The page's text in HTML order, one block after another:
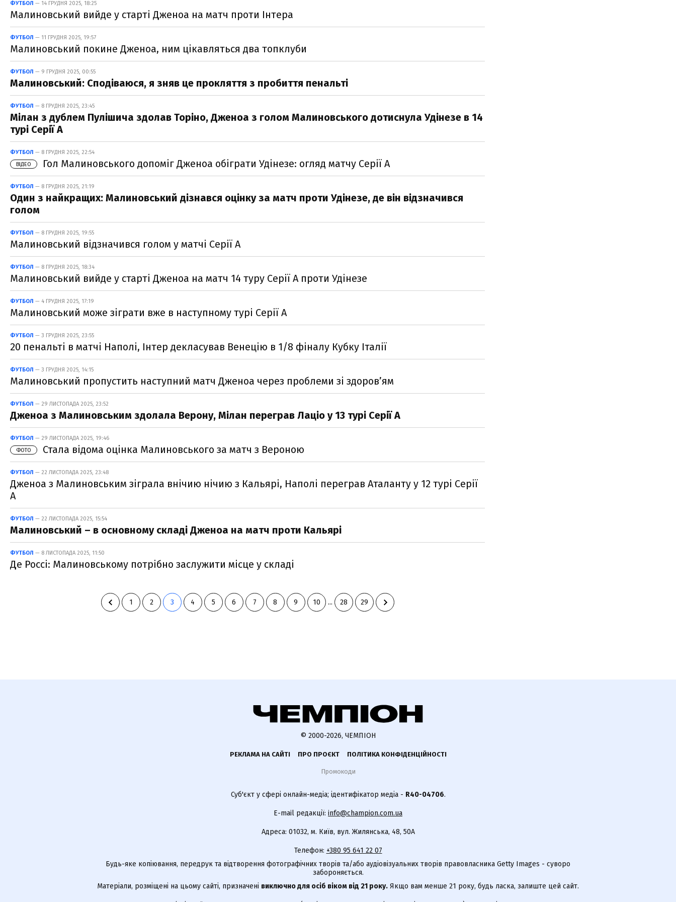
ФУТБОЛ — 14 ГРУДНЯ 2025, 18:25
Малиновський вийде у старті Дженоа на матч проти Інтера
ФУТБОЛ — 11 ГРУДНЯ 2025, 19:57
Малиновський покине Дженоа, ним цікавляться два топклуби
ФУТБОЛ — 9 ГРУДНЯ 2025, 00:55
Малиновський: Сподіваюся, я зняв це прокляття з пробиття пенальті
ФУТБОЛ — 8 ГРУДНЯ 2025, 23:45
Мілан з дублем Пулішича здолав Торіно, Дженоа з голом Малиновського дотиснула Удінезе в 14
турі Серії А
ФУТБОЛ — 8 ГРУДНЯ 2025, 22:54
ВІДЕО
Гол Малиновського допоміг Дженоа обіграти Удінезе: огляд матчу Серії А
ФУТБОЛ — 8 ГРУДНЯ 2025, 21:19
Один з найкращих: Малиновський дізнався оцінку за матч проти Удінезе, де він відзначився
голом
ФУТБОЛ — 8 ГРУДНЯ 2025, 19:55
Малиновський відзначився голом у матчі Серії А
ФУТБОЛ — 8 ГРУДНЯ 2025, 18:34
Малиновський вийде у старті Дженоа на матч 14 туру Серії А проти Удінезе
ФУТБОЛ — 4 ГРУДНЯ 2025, 17:19
Малиновський може зіграти вже в наступному турі Серії А
ФУТБОЛ — 3 ГРУДНЯ 2025, 23:55
20 пенальті в матчі Наполі, Інтер декласував Венецію в 1/8 фіналу Кубку Італії
ФУТБОЛ — 3 ГРУДНЯ 2025, 14:15
Малиновський пропустить наступний матч Дженоа через проблеми зі здоров’ям
ФУТБОЛ — 29 ЛИСТОПАДА 2025, 23:52
Дженоа з Малиновським здолала Верону, Мілан переграв Лаціо у 13 турі Серії А
ФУТБОЛ — 29 ЛИСТОПАДА 2025, 19:46
ФОТО
Стала відома оцінка Малиновського за матч з Вероною
ФУТБОЛ — 22 ЛИСТОПАДА 2025, 23:48
Дженоа з Малиновським зіграла внічию нічию з Кальярі, Наполі переграв Аталанту у 12 турі Серії
А
ФУТБОЛ — 22 ЛИСТОПАДА 2025, 15:54
Малиновський – в основному складі Дженоа на матч проти Кальярі
ФУТБОЛ — 8 ЛИСТОПАДА 2025, 11:50
Де Россі: Малиновському потрібно заслужити місце у складі
1 2 3 4 5 6 7 8 9 10 ... 28 29
© 2000-2026, ЧЕМПІОН
РЕКЛАМА НА САЙТІ ПРО ПРОЄКТ ПОЛІТИКА КОНФІДЕНЦІЙНОСТІ
Промокоди
Суб'єкт у сфері онлайн-медіа; ідентифікатор медіа - R40-04706.
E-mail редакції: info@champion.com.ua
Адреса: 01032, м. Київ, вул. Жилянська, 48, 50А
Телефон: +380 95 641 22 07
Будь-яке копіювання, передрук та відтворення фотографічних творів та/або аудіовізуальних творів правовласника Getty Images - суворо
забороняється.
Матеріали, розміщені на цьому сайті, призначені виключно для осіб віком від 21 року. Якщо вам менше 21 року, будь ласка, залиште цей сайт.